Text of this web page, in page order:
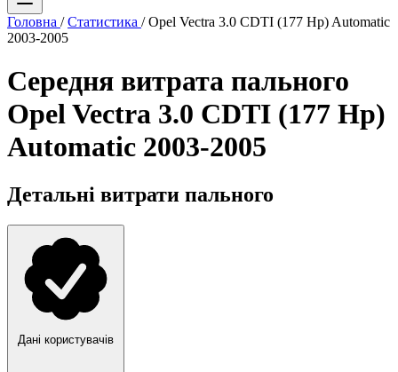
Головна / Статистика / Opel Vectra 3.0 CDTI (177 Hp) Automatic
2003-2005
Середня витрата пального
Opel Vectra 3.0 CDTI (177 Hp)
Automatic 2003-2005
Детальні витрати пального
Дані користувачів